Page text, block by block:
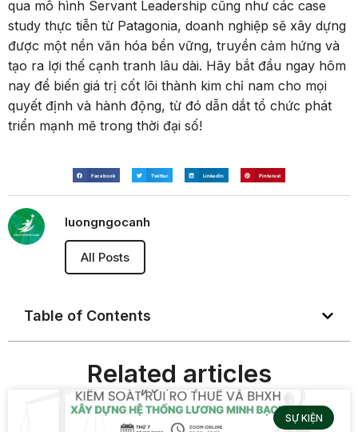
qua mô hình Servant Leadership cũng như các case
study thực tiễn từ Patagonia, doanh nghiệp sẽ xây dựng
được một nền văn hóa bền vững, truyền cảm hứng và
tạo ra lợi thế cạnh tranh lâu dài. Hãy bắt đầu ngay hôm
nay để biến giá trị cốt lõi thành kim chỉ nam cho mọi
quyết định và hành động, từ đó dẫn dắt tổ chức phát
triển mạnh mẽ trong thời đại số!
Facebook Twitter LinkedIn Pinterest
luongngocanh
All Posts
Table of Contents
Related articles
SỰ KIỆN